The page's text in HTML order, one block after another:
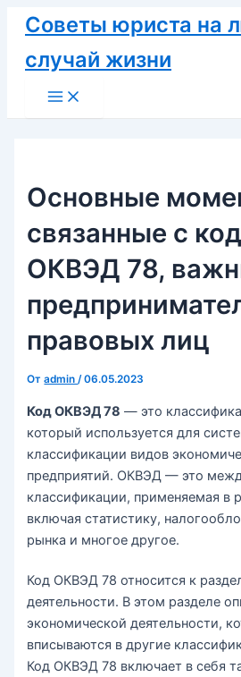
Перейти
содержимому
Советы юриста на
случай жизни
Main
Menu
Основные
связанные с
ОКВЭД 78,
правовых лиц
Отadmin/06.05.2023
Код ОКВЭД 78 — это
который используется для
классификации видов
предприятий. ОКВЭД — это
классификации, применяемая в
включая статистику,
рынка и многое другое.
Код ОКВЭД 78 относится к
деятельности. В этом разделе
экономической деятельности,
вписываются в другие
Код ОКВЭД 78 включает в себя